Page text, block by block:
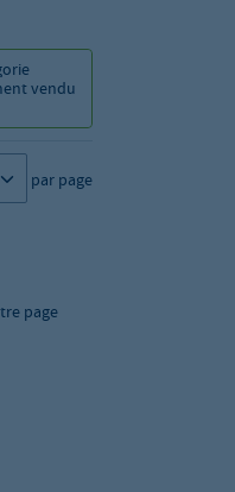
vendu
par page
page